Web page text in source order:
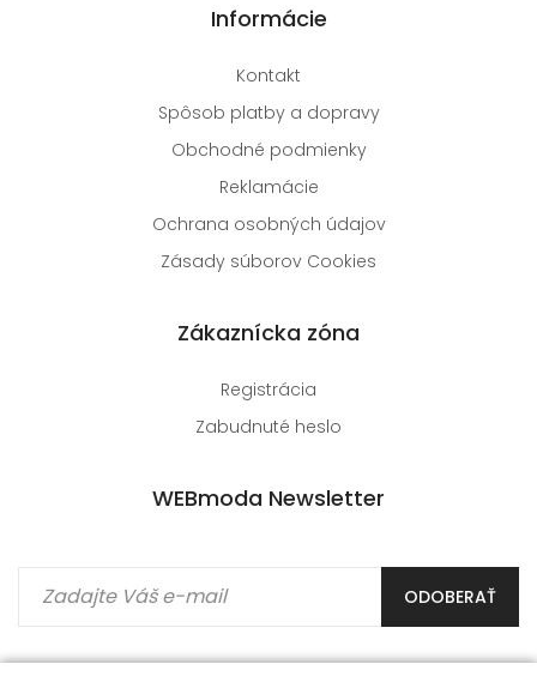
Informácie
Kontakt
Spôsob platby a dopravy
Obchodné podmienky
Reklamácie
Ochrana osobných údajov
Zásady súborov Cookies
Zákaznícka zóna
Registrácia
Zabudnuté heslo
WEBmoda Newsletter
ODOBERAŤ